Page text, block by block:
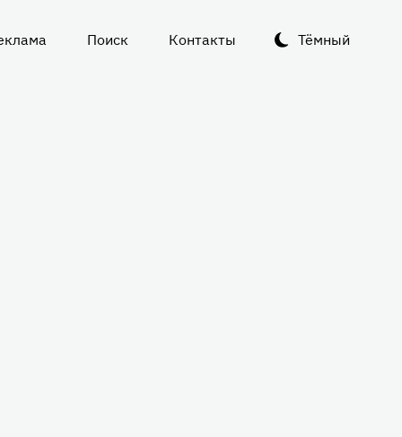
Тёмный
Поиск Контакты